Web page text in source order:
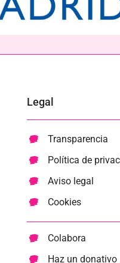
Legal
Transparencia
Política de
Aviso legal
Cookies
Colabora
Haz un donativo